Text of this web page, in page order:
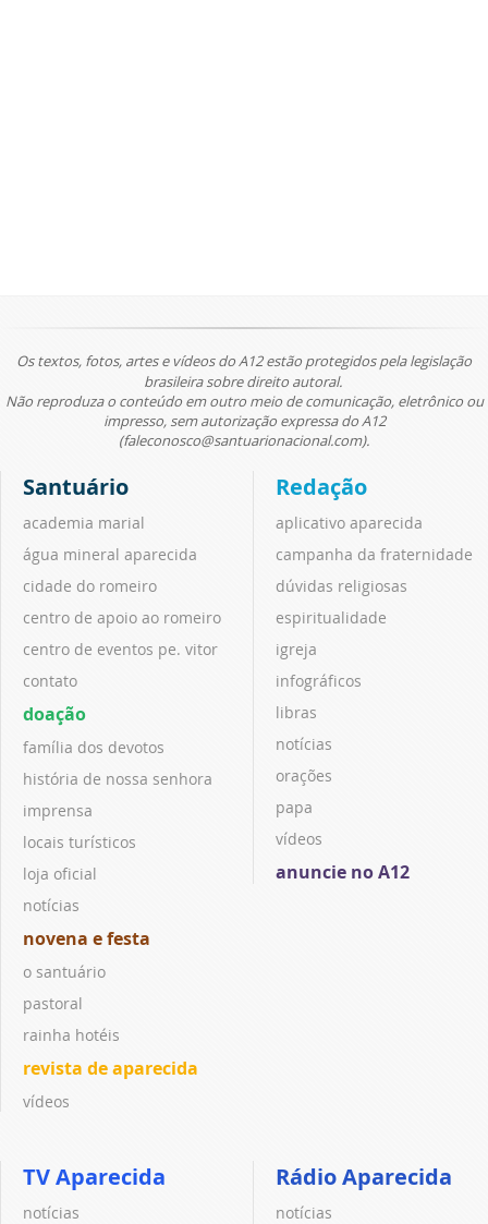
Os textos, fotos, artes e vídeos do A12 estão protegidos pela legislação
brasileira sobre direito autoral.
Não reproduza o conteúdo em outro meio de comunicação, eletrônico ou
impresso, sem autorização expressa do A12
(faleconosco@santuarionacional.com).
Santuário
academia marial
água mineral aparecida
cidade do romeiro
centro de apoio ao romeiro
centro de eventos pe. vitor
contato
doação
família dos devotos
história de nossa senhora
imprensa
locais turísticos
loja oficial
notícias
novena e festa
o santuário
pastoral
rainha hotéis
revista de aparecida
vídeos
Redação
aplicativo aparecida
campanha da fraternidade
dúvidas religiosas
espiritualidade
igreja
infográficos
libras
notícias
orações
papa
vídeos
anuncie no A12
TV Aparecida
notícias
Rádio Aparecida
notícias